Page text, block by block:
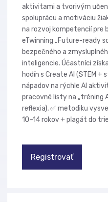
aktivitami a tvorivým
spoluprácu a motiváciu
na rozvoj kompetencií pre
eTwinning „Future-ready
bezpečného a
inteligencie. Účastníci
hodín s Create AI (STEM +
nápadov na rýchle AI
pracovné listy na „tréning
reflexia), ✅ metodiku
10–14 rokov + plagát do
Registrovať